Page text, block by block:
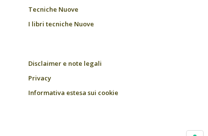
Tecniche Nuove
I libri tecniche Nuove
Disclaimer e note legali
Privacy
Informativa estesa sui cookie